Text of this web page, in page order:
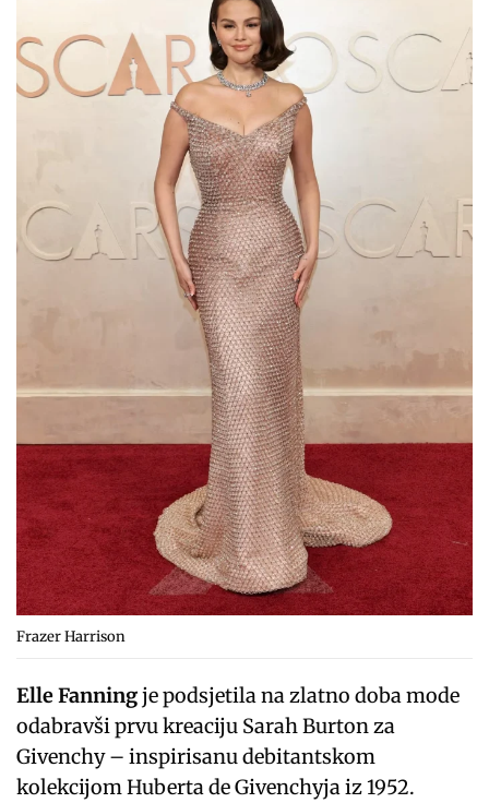
Frazer Harrison
Elle Fanningje podsjetila na zlatno doba mode
odabravši prvu kreaciju Sarah Burton za
Givenchy – inspirisanu debitantskom
kolekcijom Huberta de Givenchyja iz 1952.